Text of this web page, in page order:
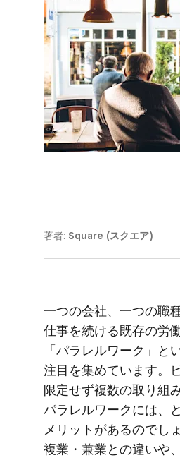
著者: Square (スクエア)
一つの​会社、​一つの​職
仕事を​続ける​既存の​労
「パラレルワーク」と​
注目を​集めています。​
限定せず​複数の​取り組
パラレルワークには、​
メリットが​あるのでし
複業・兼業との​違いや